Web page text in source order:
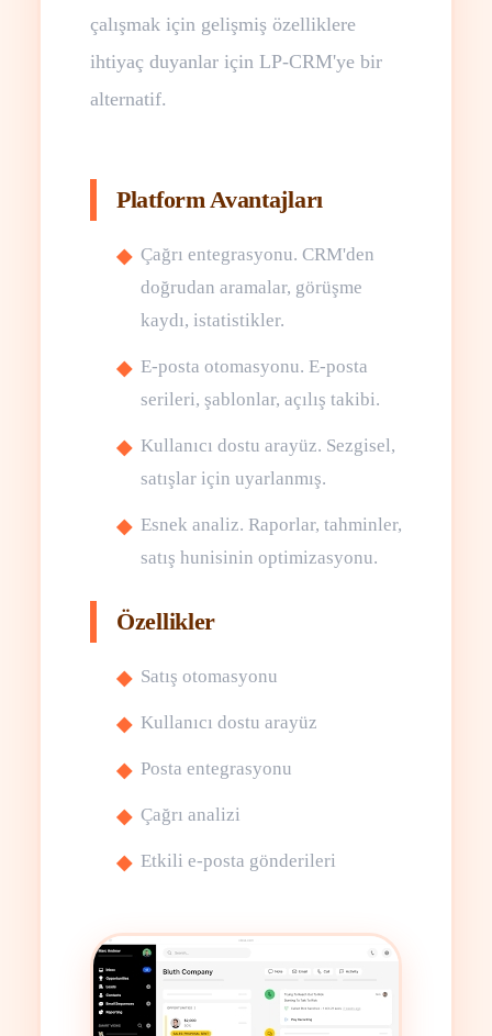
çalışmak için gelişmiş özelliklere
ihtiyaç duyanlar için LP-CRM'ye bir
alternatif.
Platform Avantajları
Çağrı entegrasyonu. CRM'den
doğrudan aramalar, görüşme
kaydı, istatistikler.
E-posta otomasyonu. E-posta
serileri, şablonlar, açılış takibi.
Kullanıcı dostu arayüz. Sezgisel,
satışlar için uyarlanmış.
Esnek analiz. Raporlar, tahminler,
satış hunisinin optimizasyonu.
Özellikler
Satış otomasyonu
Kullanıcı dostu arayüz
Posta entegrasyonu
Çağrı analizi
Etkili e-posta gönderileri